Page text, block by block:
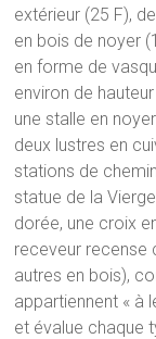
extérieur (25 F),
en bois de noyer
en forme de
environ de
une stalle en
deux lustres en
stations de
statue de la
dorée, une croix
receveur recense
autres en bois),
appartiennent « à
et évalue chaque